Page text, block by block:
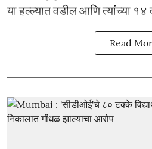
या हल्ल्यात वडील आणि त्यांच्या १४
Read